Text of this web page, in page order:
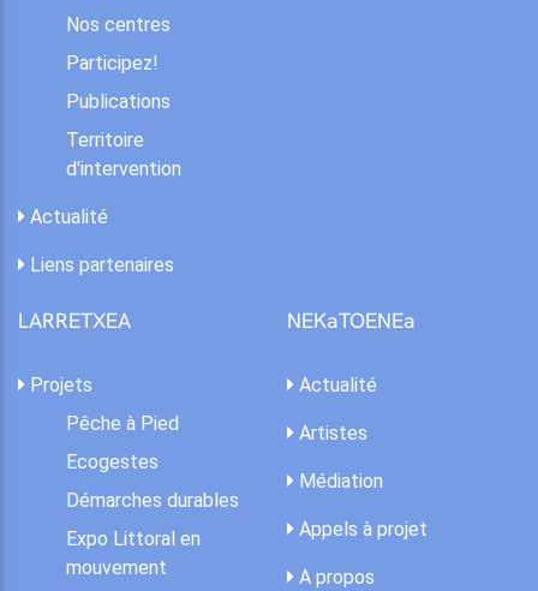
Nos centres
Participez!
Publications
Territoire
d'intervention
Actualité
Liens partenaires
LARRETXEA
Projets
Pêche à Pied
Ecogestes
Démarches durables
Expo Littoral en
mouvement
NEKaTOENEa
Actualité
Artistes
Médiation
Appels à projet
A propos